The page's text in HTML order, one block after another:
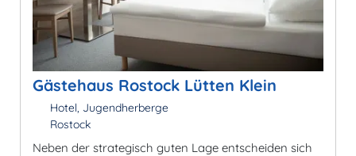
Gästehaus Rostock Lütten Klein
Hotel, Jugendherberge
Rostock
Neben der strategisch guten Lage entscheiden sich